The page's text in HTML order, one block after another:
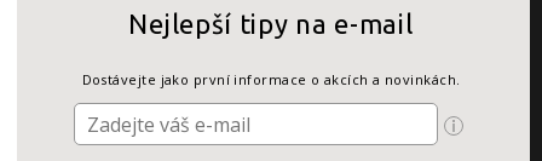
Nejlepší tipy na e-mail
Dostávejte jako první informace o akcích a novinkách.